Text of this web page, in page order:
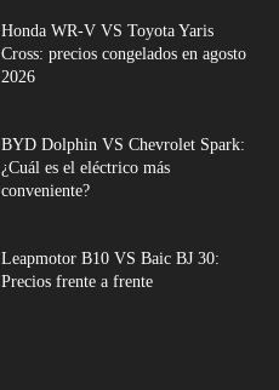
Honda WR-V VS Toyota Yaris
Cross: precios congelados en agosto
2026
BYD Dolphin VS Chevrolet Spark:
¿Cuál es el eléctrico más
conveniente?
Leapmotor B10 VS Baic BJ 30:
Precios frente a frente